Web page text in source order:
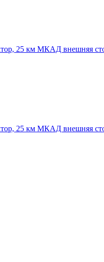
25 км МКАД внешняя
25 км МКАД внешняя